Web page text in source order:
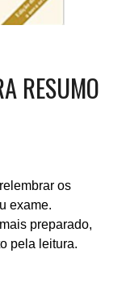
RESUMO
os
exame.
preparado,
pela leitura.